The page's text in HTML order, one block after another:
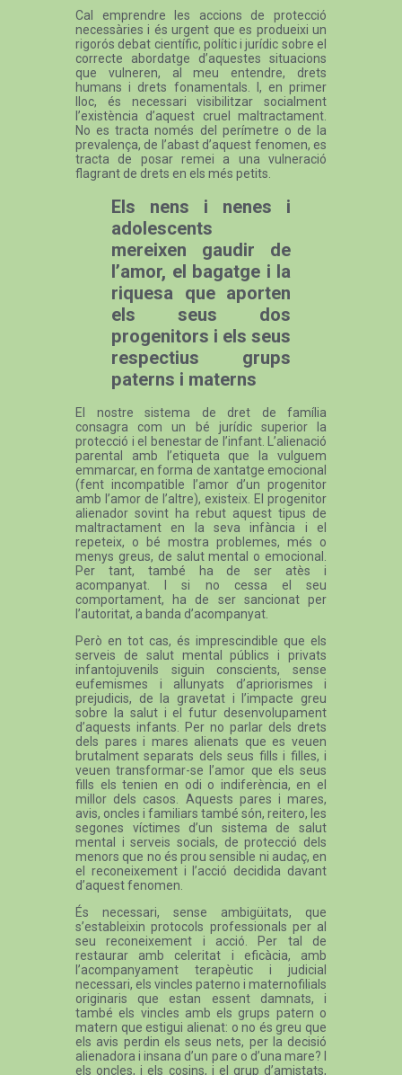
Cal emprendre les accions de protecció
necessàries i és urgent que es produeixi un
rigorós debat científic, polític i jurídic sobre el
correcte abordatge d’aquestes situacions
que vulneren, al meu entendre, drets
humans i drets fonamentals. I, en primer
lloc, és necessari visibilitzar socialment
l’existència d’aquest cruel maltractament.
No es tracta només del perímetre o de la
prevalença, de l’abast d’aquest fenomen, es
tracta de posar remei a una vulneració
flagrant de drets en els més petits.
Els nens i nenes i
adolescents
mereixen gaudir de
l’amor, el bagatge i la
riquesa que aporten
els seus dos
progenitors i els seus
respectius grups
paterns i materns
El nostre sistema de dret de família
consagra com un bé jurídic superior la
protecció i el benestar de l’infant. L’alienació
parental amb l’etiqueta que la vulguem
emmarcar, en forma de xantatge emocional
(fent incompatible l’amor d’un progenitor
amb l’amor de l’altre), existeix. El progenitor
alienador sovint ha rebut aquest tipus de
maltractament en la seva infància i el
repeteix, o bé mostra problemes, més o
menys greus, de salut mental o emocional.
Per tant, també ha de ser atès i
acompanyat. I si no cessa el seu
comportament, ha de ser sancionat per
l’autoritat, a banda d’acompanyat.
Però en tot cas, és imprescindible que els
serveis de salut mental públics i privats
infantojuvenils siguin conscients, sense
eufemismes i allunyats d’apriorismes i
prejudicis, de la gravetat i l’impacte greu
sobre la salut i el futur desenvolupament
d’aquests infants. Per no parlar dels drets
dels pares i mares alienats que es veuen
brutalment separats dels seus fills i filles, i
veuen transformar-se l’amor que els seus
fills els tenien en odi o indiferència, en el
millor dels casos. Aquests pares i mares,
avis, oncles i familiars també són, reitero, les
segones víctimes d’un sistema de salut
mental i serveis socials, de protecció dels
menors que no és prou sensible ni audaç, en
el reconeixement i l’acció decidida davant
d’aquest fenomen.
És necessari, sense ambigüitats, que
s’estableixin protocols professionals per al
seu reconeixement i acció. Per tal de
restaurar amb celeritat i eficàcia, amb
l’acompanyament terapèutic i judicial
necessari, els vincles paterno i maternofilials
originaris que estan essent damnats, i
també els vincles amb els grups patern o
matern que estigui alienat: o no és greu que
els avis perdin els seus nets, per la decisió
alienadora i insana d’un pare o d’una mare? I
els oncles, i els cosins, i el grup d’amistats,